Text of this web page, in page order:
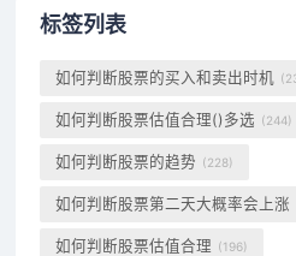
标签列表
如何判断股票的买入和卖出时机
如何判断股票估值合理()多选 (244)
如何判断股票的趋势 (228)
如何判断股票第二天大概率会上涨
如何判断股票估值合理 (196)